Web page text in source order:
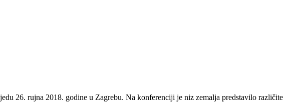
26. rujna 2018. godine u Zagrebu. Na konferenciji je niz zemalja predstavilo različite